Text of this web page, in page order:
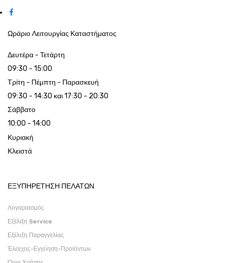
Ωράριο Λειτουργίας Καταστήματος
Δευτέρα - Τετάρτη
09:30 - 15:00
Τρίτη - Πέμπτη - Παρασκευή
09:30 - 14:30 και 17:30 - 20:30
Σάββατο
10:00 - 14:00
Κυριακή
Κλειστά
ΕΞΥΠΗΡΕΤΗΣΗ ΠΕΛΑΤΩΝ
Λογαριασμός
Εξέλιξη Service
Εξέλιξη Παραγγελίας
Έλεγχος-Εγγύηση-Προϊόντων